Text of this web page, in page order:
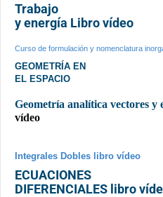
Trabajo
y energía Libro vídeo
Curso de formulación y nomenclatura
GEOMETRÍA EN
EL ESPACIO
Geometría analítica vectores y
vídeo
Integrales Dobles libro vídeo
ECUACIONES
DIFERENCIALES libro